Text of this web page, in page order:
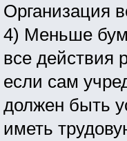
Организация
4) Меньше
все действия
если сам
должен быть
иметь